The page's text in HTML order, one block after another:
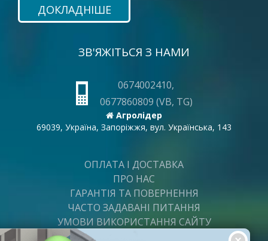
ДОКЛАДНІШЕ
ЗВ'ЯЖІТЬСЯ З НАМИ
0674002410,
0677860809 (VB, TG)
Агролідер
69039, Україна, Запоріжжя, вул. Українська, 143
ОПЛАТА І ДОСТАВКА
ПРО НАС
ГАРАНТІЯ ТА ПОВЕРНЕННЯ
ЧАСТО ЗАДАВАНІ ПИТАННЯ
УМОВИ ВИКОРИСТАННЯ САЙТУ